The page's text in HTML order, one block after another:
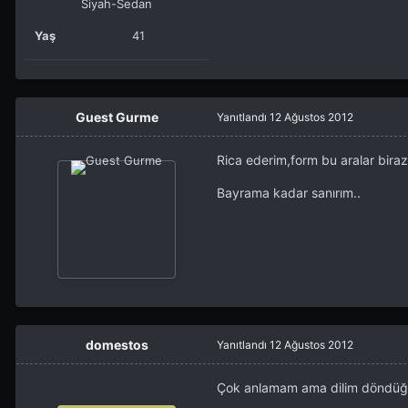
Siyah-Sedan
Yaş 41
Guest Gurme Yanıtlandı 12 Ağustos 2012
Rica ederim,form bu aralar
Bayrama kadar sanırım..
domestos Yanıtlandı 12 Ağustos 2012
Çok anlamam ama dilim